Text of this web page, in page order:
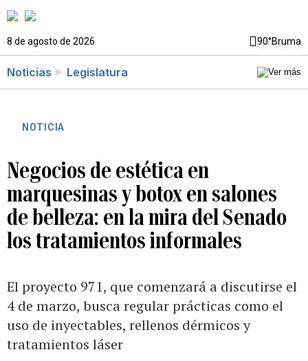
8 de agosto de 2026 90°Bruma
Noticias Legislatura
NOTICIA
Negocios de estética en
marquesinas y botox en salones
de belleza: en la mira del Senado
los tratamientos informales
El proyecto 971, que comenzará a discutirse el
4 de marzo, busca regular prácticas como el
uso de inyectables, rellenos dérmicos y
tratamientos láser